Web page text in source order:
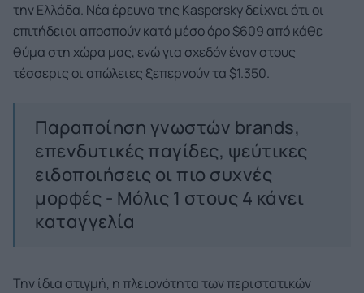
την Ελλάδα. Νέα έρευνα της Kaspersky δείχνει ότι οι
επιτήδειοι αποσπούν κατά μέσο όρο $609 από κάθε
θύμα στη χώρα μας, ενώ για σχεδόν έναν στους
τέσσερις οι απώλειες ξεπερνούν τα $1.350.
Παραποίηση γνωστών brands,
επενδυτικές παγίδες, ψεύτικες
ειδοποιήσεις οι πιο συχνές
μορφές - Μόλις 1 στους 4 κάνει
καταγγελία
Την ίδια στιγμή, η πλειονότητα των περιστατικών